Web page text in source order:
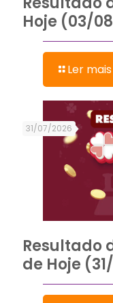
Hoje (03/
Ler mais
31/07/2026
Resultado
de Hoje